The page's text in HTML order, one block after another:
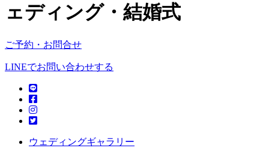
ェディング・結婚式
ご予約・お問合せ
LINEでお問い合わせする
ウェディングギャラリー